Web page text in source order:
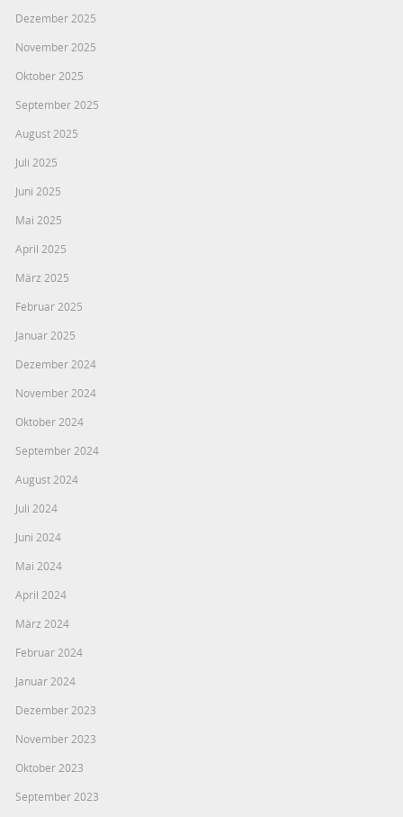
Dezember 2025
November 2025
Oktober 2025
September 2025
August 2025
Juli 2025
Juni 2025
Mai 2025
April 2025
März 2025
Februar 2025
Januar 2025
Dezember 2024
November 2024
Oktober 2024
September 2024
August 2024
Juli 2024
Juni 2024
Mai 2024
April 2024
März 2024
Februar 2024
Januar 2024
Dezember 2023
November 2023
Oktober 2023
September 2023